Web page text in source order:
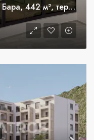
Роскошный пентхаус в центре Бара, 442 м², терраса 250 м², бассейн.